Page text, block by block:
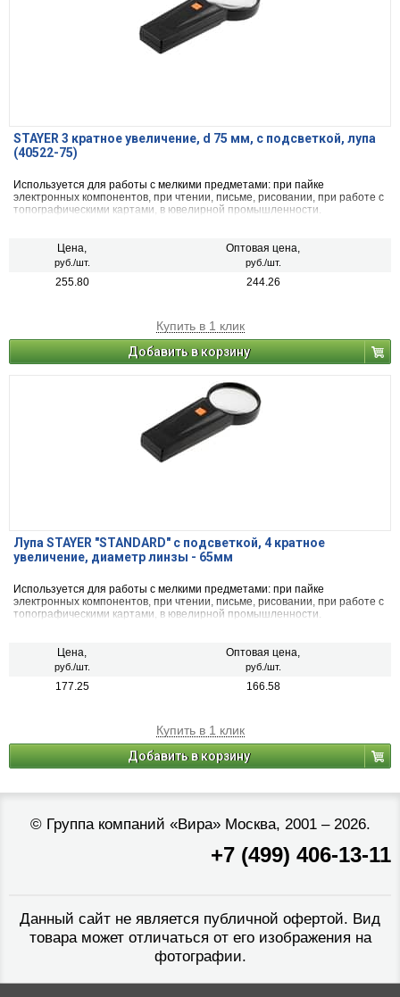
STAYER 3 кратное увеличение, d 75 мм, с подсветкой, лупа
(40522-75)
Используется для работы с мелкими предметами: при пайке
электронных компонентов, при чтении, письме, рисовании, при работе с
топографическими картами, в ювелирной промышленности.
Цена,
руб./шт.
Оптовая цена,
руб./шт.
255.80 244.26
Купить в 1 клик
Добавить в корзину
Лупа STAYER ″STANDARD″ с подсветкой, 4 кратное
увеличение, диаметр линзы - 65мм
Используется для работы с мелкими предметами: при пайке
электронных компонентов, при чтении, письме, рисовании, при работе с
топографическими картами, в ювелирной промышленности.
Цена,
руб./шт.
Оптовая цена,
руб./шт.
177.25 166.58
Купить в 1 клик
Добавить в корзину
© Группа компаний «Вира»Москва, 2001 – 2026.
+7 (499) 406-13-11
Данный сайт не является публичной офертой. Вид
товара может отличаться от его изображения на
фотографии.